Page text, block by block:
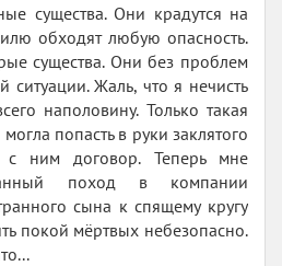
существа. Они крадутся на
обходят любую опасность.
существа. Они без проблем
ситуации. Жаль, что я нечисть
наполовину. Только такая
попасть в руки заклятого
с ним договор. Теперь мне
поход в компании
сына к спящему кругу
покой мёртвых небезопасно.